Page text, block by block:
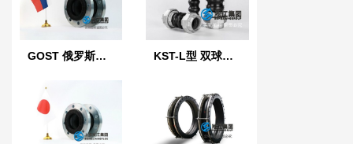
GOST 俄罗斯标准橡胶膨胀节 KST-L型 双球体螺纹橡胶接头